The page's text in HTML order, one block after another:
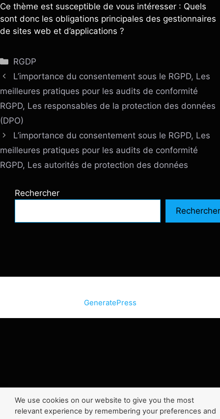
Ce thème est susceptible de vous intéresser : Quels
sont donc les obligations principales des gestionnaires
de sites web et d’applications ?
Catégories
RGDP
L’importance du consentement sous le RGPD, Les
meilleures pratiques pour les audits de conformité
RGPD, Les responsables de la protection des données
(DPO)
L’importance du consentement sous le RGPD, Les
meilleures pratiques pour les audits de conformité
RGPD, Les autorités de protection des données
Rechercher
Rechercher
GeneratePress
We use cookies on our website to give you the most
relevant experience by remembering your preferences and